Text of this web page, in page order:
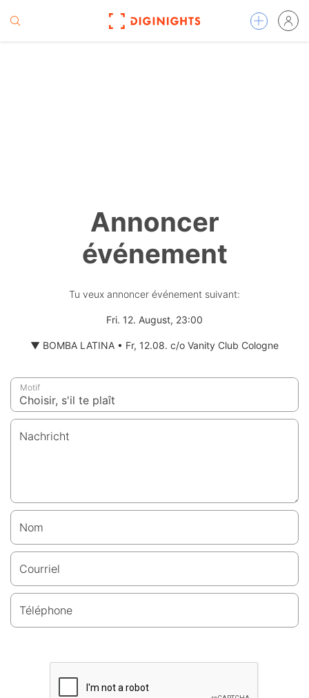
Annoncer
événement
Tu veux annoncer événement suivant:
Fri. 12. August, 23:00
▼ BOMBA LATINA • Fr, 12.08. c/o Vanity Club Cologne
Motif
Nachricht
Nom
Courriel
Téléphone